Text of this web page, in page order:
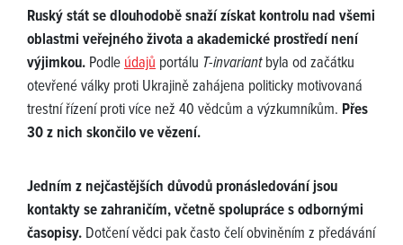
Ruský stát se dlouhodobě snaží získat kontrolu nad všemi
oblastmi veřejného života a akademické prostředí není
výjimkou. Podleúdajů portálu T-invariantbyla od začátku
otevřené války proti Ukrajině zahájena politicky motivovaná
trestní řízení proti více než 40 vědcům a výzkumníkům. Přes
30 z nich skončilo ve vězení.
Jedním z nejčastějších důvodů pronásledování jsou
kontakty se zahraničím, včetně spolupráce s odbornými
časopisy. Dotčení vědci pak často čelí obviněním z předávání